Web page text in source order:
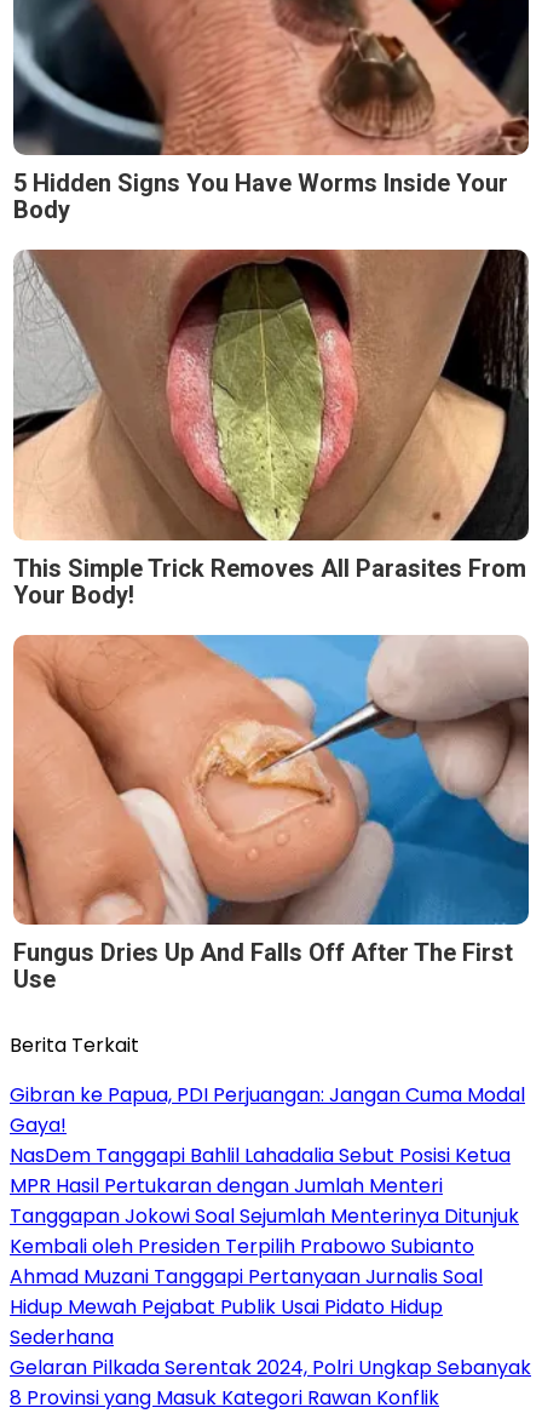
5 Hidden Signs You Have Worms Inside Your
Body
This Simple Trick Removes All Parasites From
Your Body!
Fungus Dries Up And Falls Off After The First
Use
Berita Terkait
Gibran ke Papua, PDI Perjuangan: Jangan Cuma Modal
Gaya!
NasDem Tanggapi Bahlil Lahadalia Sebut Posisi Ketua
MPR Hasil Pertukaran dengan Jumlah Menteri
Tanggapan Jokowi Soal Sejumlah Menterinya Ditunjuk
Kembali oleh Presiden Terpilih Prabowo Subianto
Ahmad Muzani Tanggapi Pertanyaan Jurnalis Soal
Hidup Mewah Pejabat Publik Usai Pidato Hidup
Sederhana
Gelaran Pilkada Serentak 2024, Polri Ungkap Sebanyak
8 Provinsi yang Masuk Kategori Rawan Konflik